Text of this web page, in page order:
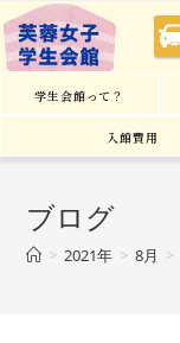
学生会館って？
入館費用
ブログ
> 2021年 > 8月 >